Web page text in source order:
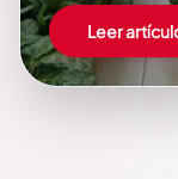
miembros del
Comisión de
Regional para…
Leer